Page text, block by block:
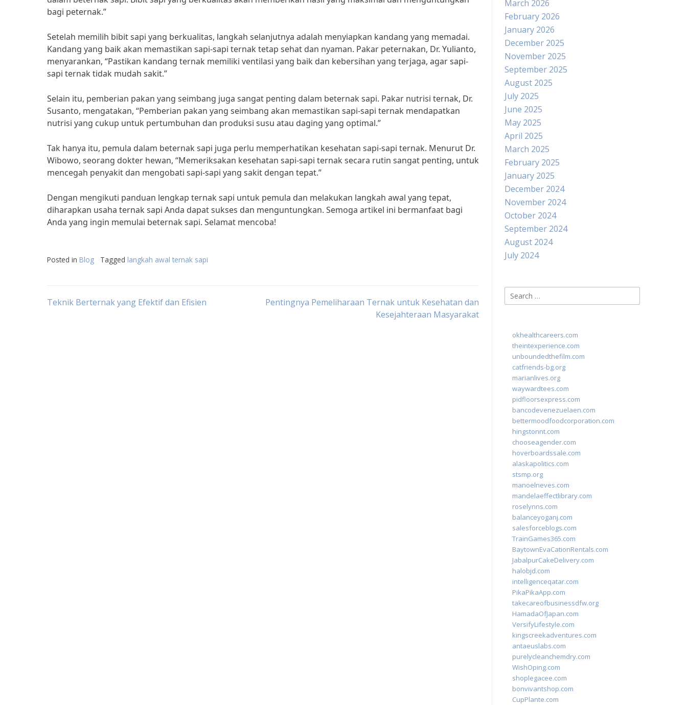
bagi peternak.”
Setelah memilih bibit sapi yang berkualitas, langkah selanjutnya adalah menyiapkan kandang yang memadai.
Kandang yang baik akan memastikan sapi-sapi ternak tetap sehat dan nyaman. Pakar peternakan, Dr. Yulianto,
menyarankan, “Pastikan kandang ternak memiliki ventilasi yang baik dan kebersihan yang terjaga, agar sapi-
sapi ternak tidak mudah sakit.”
Selain itu, pemberian pakan yang seimbang juga sangat penting dalam beternak sapi. Pakar nutrisi ternak, Dr.
Susanto, mengatakan, “Pemberian pakan yang seimbang akan memastikan sapi-sapi ternak mendapatkan
nutrisi yang cukup untuk pertumbuhan dan produksi susu atau daging yang optimal.”
Tak hanya itu, pemula dalam beternak sapi juga perlu memperhatikan kesehatan sapi-sapi ternak. Menurut Dr.
Wibowo, seorang dokter hewan, “Memeriksakan kesehatan sapi-sapi ternak secara rutin sangat penting, untuk
mencegah penyakit dan mengobati sapi-sapi yang sakit dengan tepat.”
Dengan mengikuti panduan lengkap ternak sapi untuk pemula dan melakukan langkah awal yang tepat,
diharapkan usaha ternak sapi Anda dapat sukses dan menguntungkan. Semoga artikel ini bermanfaat bagi
Anda yang ingin memulai beternak sapi. Selamat mencoba!
Posted in Blog Tagged langkah awal ternak sapi
Post
Teknik Berternak yang Efektif dan Efisien
Pentingnya Pemeliharaan Ternak untuk Kesehatan dan
Kesejahteraan Masyarakat
March 2026
February 2026
January 2026
December 2025
November 2025
September 2025
August 2025
July 2025
June 2025
May 2025
April 2025
March 2025
February 2025
January 2025
December 2024
November 2024
October 2024
September 2024
August 2024
July 2024
Search
for:
okhealthcareers.com
theintexperience.com
unboundedthefilm.com
catfriends-bg.org
marianlives.org
waywardtees.com
pidfloorsexpress.com
bancodevenezuelaen.com
bettermoodfoodcorporation.com
hingstonnt.com
chooseagender.com
hoverboardssale.com
alaskapolitics.com
stsmp.org
manoelneves.com
mandelaeffectlibrary.com
roselynns.com
balanceyoganj.com
salesforceblogs.com
TrainGames365.com
BaytownEvaCationRentals.com
JabalpurCakeDelivery.com
halobjd.com
intelligenceqatar.com
PikaPikaApp.com
takecareofbusinessdfw.org
HamadaOfJapan.com
VersifyLifestyle.com
kingscreekadventures.com
antaeuslabs.com
purelycleanchemdry.com
WishOping.com
shoplegacee.com
bonvivantshop.com
CupPlante.com